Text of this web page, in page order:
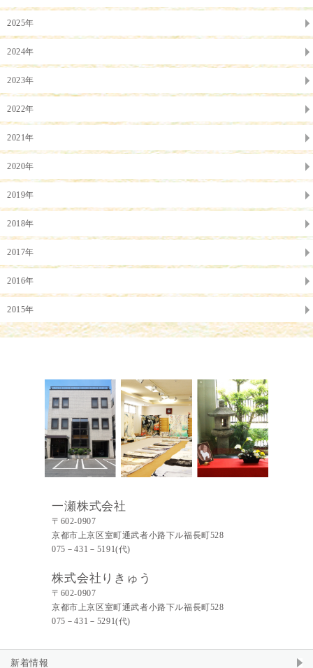
2025年
2024年
2023年
2022年
2021年
2020年
2019年
2018年
2017年
2016年
2015年
一瀬株式会社
〒602-0907
京都市上京区室町通武者小路下ル福長町528
075－431－5191(代)
株式会社りきゅう
〒602-0907
京都市上京区室町通武者小路下ル福長町528
075－431－5291(代)
新着情報